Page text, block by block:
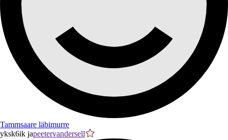
Tammsaare läbimurre
yksk6ik japeetervandersell